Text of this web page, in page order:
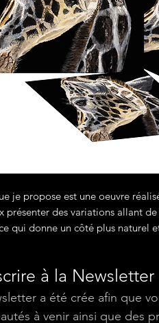
je propose est une oeuvre
présenter des variations allant
qui donne un côté plus naturel
à la Newsletter
a été crée afin que
à venir ainsi que des